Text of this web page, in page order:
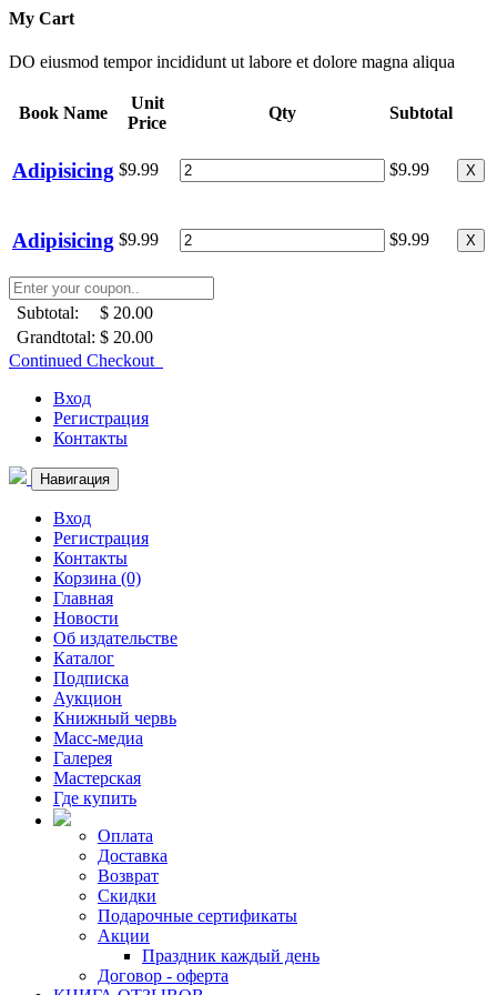
My Cart
DO eiusmod tempor incididunt ut labore et dolore magna aliqua
Book Name
Unit
Price
Qty Subtotal
Adipisicing $9.99 $9.99 X
Adipisicing $9.99 $9.99 X
Subtotal:
$ 20.00
Grandtotal: $ 20.00
Continued Checkout
Вход
Регистрация
Контакты
Навигация
Вход
Регистрация
Контакты
Корзина (0)
Главная
Новости
Об издательстве
Каталог
Подписка
Аукцион
Книжный червь
Масс-медиа
Галерея
Мастерская
Где купить
Оплата
Доставка
Возврат
Скидки
Подарочные сертификаты
Акции
Праздник каждый день
Договор - оферта